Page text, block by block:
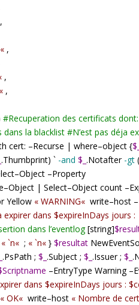
,
« ,
,
« ,
#Recuperation des certificats dont:
dans la blacklist #N’est pas déja
cert: –Recurse | where–object {$_
.Thumbprint) ` -and $_ .Notafter -gt
–Object –Property
–Object | Select–Object count –
Yellow «WARNING« write–host –
dans $expireInDays jours :
dans l’eventlog [string]
«`n« ; «`n«}$resultat
.PsPath ;$_ .Subject ;$_ .Issuer ;$_
–EntryType Warning –
dans $expireInDays jours :
«OK« write–host « Nombre de